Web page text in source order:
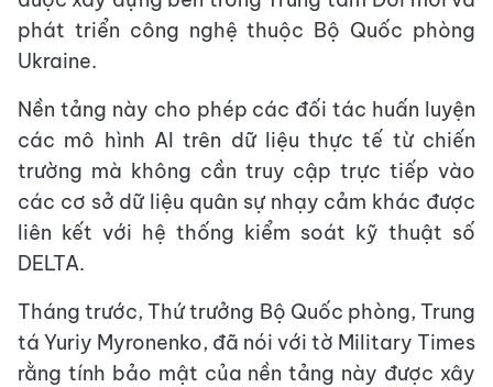
phát triển công nghệ thuộc Bộ Quốc phòng
Ukraine.
Nền tảng này cho phép các đối tác huấn luyện
các mô hình AI trên dữ liệu thực tế từ chiến
trường mà không cần truy cập trực tiếp vào
các cơ sở dữ liệu quân sự nhạy cảm khác được
liên kết với hệ thống kiểm soát kỹ thuật số
DELTA.
Tháng trước, Thứ trưởng Bộ Quốc phòng, Trung
tá Yuriy Myronenko, đã nói với tờ Military Times
rằng tính bảo mật của nền tảng này được xây